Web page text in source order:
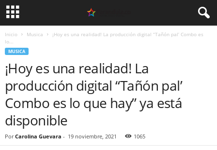
Inicio Musica
¡Hoy es una realidad! La producción digital “Tañón pal’ Combo es
lo...
MUSICA
¡Hoy es una realidad! La
producción digital “Tañón pal’
Combo es lo que hay” ya está
disponible
Por Carolina Guevara - 19 noviembre, 2021 1065